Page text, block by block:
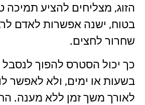
הזוג, מצליחים להציע תמיכה
בטוח, ישנה אפשרות לאדם
שחרור לחצים.
כך יכול הסטרס להפוך לנסבל
בשעות או ימים, ולא לאפשר
לאורך משך זמן ללא מענה.